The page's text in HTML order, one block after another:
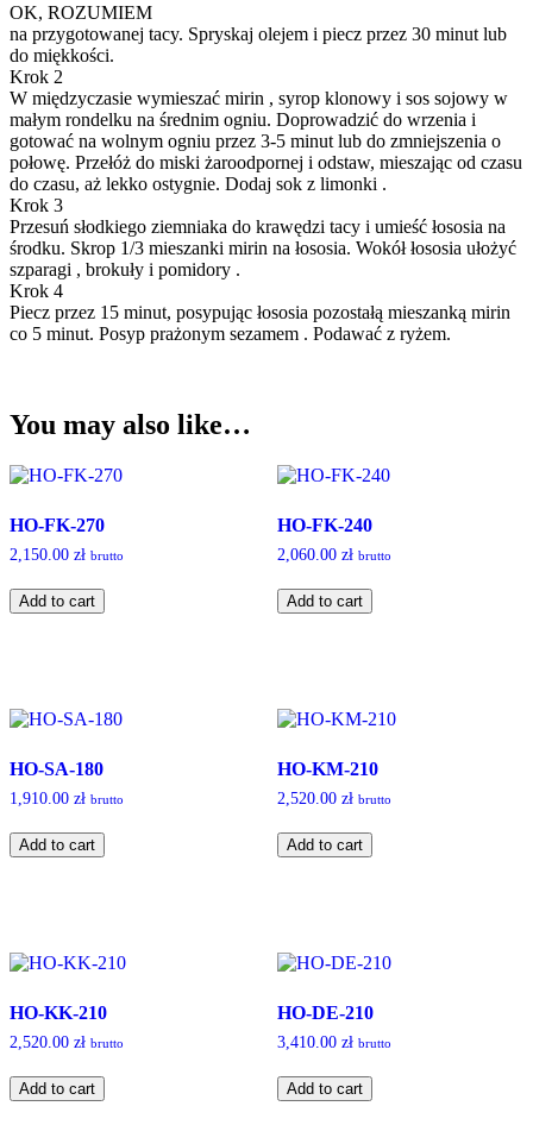
OK, ROZUMIEM
na przygotowanej tacy. Spryskaj olejem i piecz przez 30 minut lub
do miękkości.
Krok 2
W międzyczasie wymieszać mirin , syrop klonowy i sos sojowy w
małym rondelku na średnim ogniu. Doprowadzić do wrzenia i
gotować na wolnym ogniu przez 3-5 minut lub do zmniejszenia o
połowę. Przełóż do miski żaroodpornej i odstaw, mieszając od czasu
do czasu, aż lekko ostygnie. Dodaj sok z limonki .
Krok 3
Przesuń słodkiego ziemniaka do krawędzi tacy i umieść łososia na
środku. Skrop 1/3 mieszanki mirin na łososia. Wokół łososia ułożyć
szparagi , brokuły i pomidory .
Krok 4
Piecz przez 15 minut, posypując łososia pozostałą mieszanką mirin
co 5 minut. Posyp prażonym sezamem . Podawać z ryżem.
You may also like…
HO-FK-270
2,150.00 zł brutto
FK-
Add to cart
HO-FK-240
2,060.00 zł brutto
FK-
Add to cart
HO-SA-180
1,910.00 zł brutto
SA-
Add to cart
HO-KM-210
2,520.00 zł brutto
KM-
Add to cart
HO-KK-210
2,520.00 zł brutto
KK-
Add to cart
HO-DE-210
3,410.00 zł brutto
DE-
Add to cart